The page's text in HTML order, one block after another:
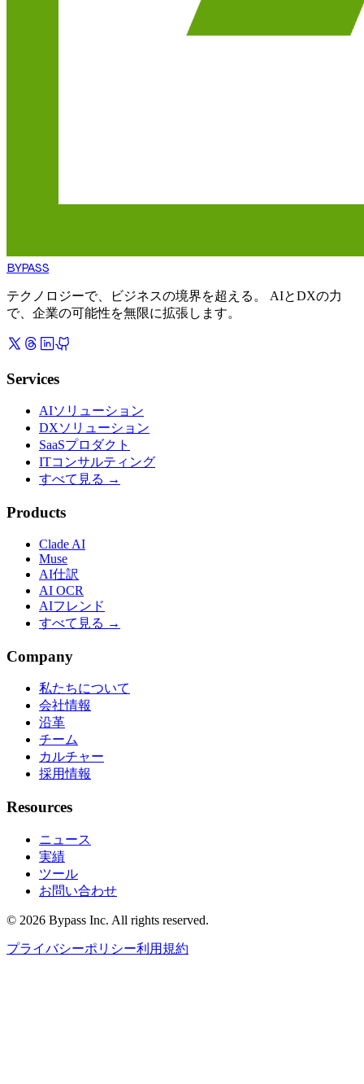
BYPASS
テクノロジーで、ビジネスの境界を超える。 AIとDXの力
で、企業の可能性を無限に拡張します。
Services
AIソリューション
DXソリューション
SaaSプロダクト
ITコンサルティング
すべて見る →
Products
Clade AI
Muse
AI仕訳
AI OCR
AIフレンド
すべて見る →
Company
私たちについて
会社情報
沿革
チーム
カルチャー
採用情報
Resources
ニュース
実績
ツール
お問い合わせ
© 2026 Bypass Inc. All rights reserved.
プライバシーポリシー利用規約